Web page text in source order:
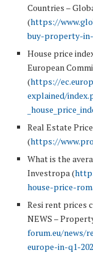
Countries –
(https://
buy-property-
House price
European
(https://
explained/
Real Estate
(https://
What is the
Investropa (
house-price-
Resi rent prices
NEWS –
forum.eu/news/
europe-in-q1-